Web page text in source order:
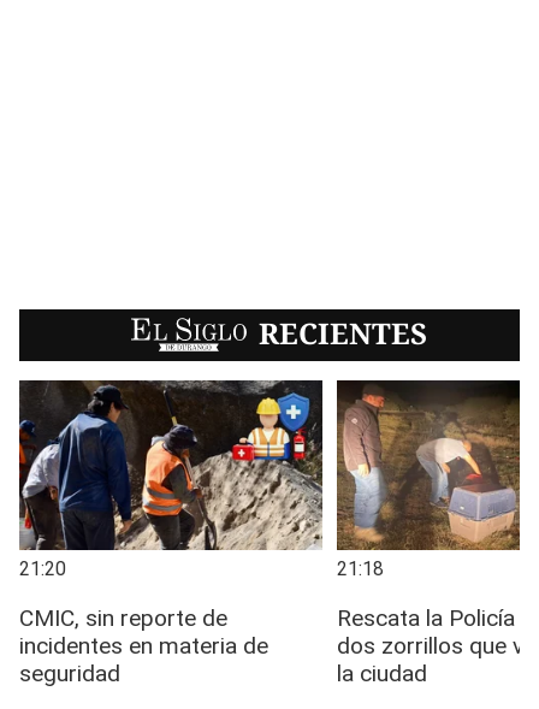
EL SIGLO RECIENTES